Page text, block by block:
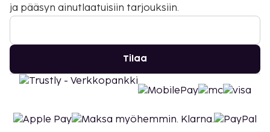
ja pääsyn ainutlaatuisiin tarjouksiin.
Tilaa